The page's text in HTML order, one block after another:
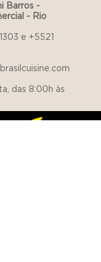
Barros -
- Rio
e +5521
das 8:00h às